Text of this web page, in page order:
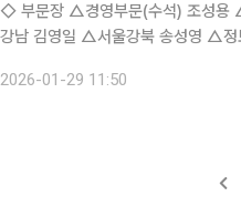
◇ 부문장 △경영부문(수석) 조성용 △운영부문 박정율 ◇ 본부장 △소비자보호 류창우 △리스크관리 권홍열 △인천경원 손명룡 △서울
강남 김영일 △서울강북 송성영 △
2026-01-29 11:50